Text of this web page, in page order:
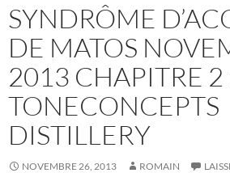
SYNDRÔME
DE MATOS
2013 CHAPITRE 2
TONECONCEPTS
DISTILLERY
NOVEMBRE 26, 2013 ROMAIN